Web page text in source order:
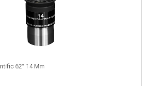
62° 14 Mm